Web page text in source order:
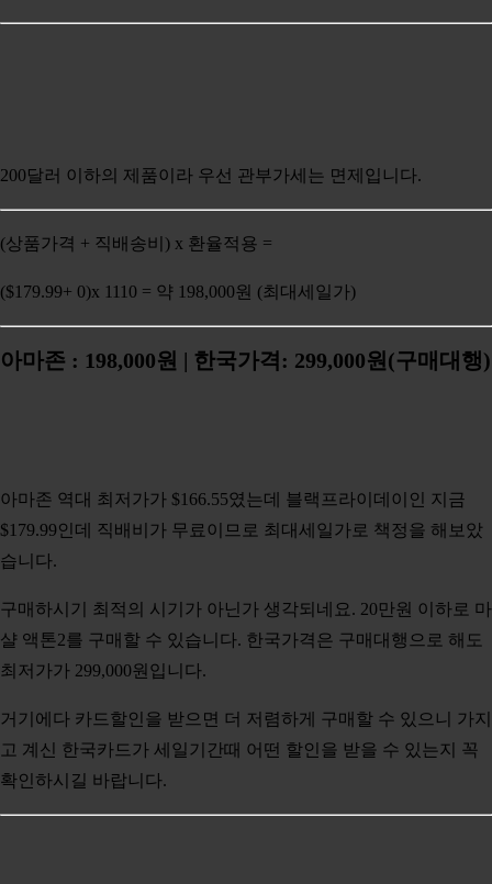
200달러 이하의 제품이라 우선 관부가세는 면제입니다.
(상품가격 + 직배송비) x 환율적용 =
($179.99+ 0)x 1110 = 약 198,000원 (최대세일가)
아마존 : 198,000원 | 한국가격: 299,000원(구매대행)
아마존 역대 최저가가 $166.55였는데 블랙프라이데이인 지금
$179.99인데 직배비가 무료이므로 최대세일가로 책정을 해보았
습니다.
구매하시기 최적의 시기가 아닌가 생각되네요. 20만원 이하로 마
샬 액톤2를 구매할 수 있습니다. 한국가격은 구매대행으로 해도
최저가가 299,000원입니다.
거기에다 카드할인을 받으면 더 저렴하게 구매할 수 있으니 가지
고 계신 한국카드가 세일기간때 어떤 할인을 받을 수 있는지 꼭
확인하시길 바랍니다.